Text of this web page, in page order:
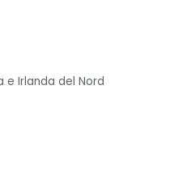
e Irlanda del Nord